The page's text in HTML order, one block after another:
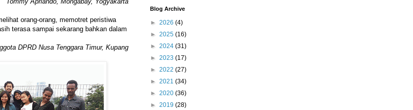
orang-orang, memotret peristiwa
terasa sampai sekarang bahkan dalam
DPRD Nusa Tenggara Timur, Kupang
Blog Archive
► 2026 (4)
► 2025 (16)
► 2024 (31)
► 2023 (17)
► 2022 (27)
► 2021 (34)
► 2020 (36)
► 2019 (28)